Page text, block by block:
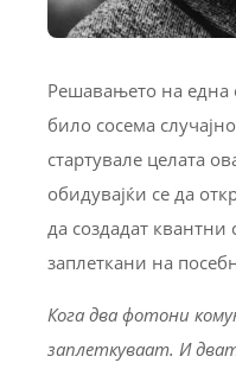
Решавањето на една
било сосема
стартувале целата
обидувајќи се да
да создадат квантни
заплеткани на
Кога два фотони
заплеткуваат. И